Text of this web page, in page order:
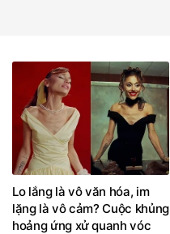
Lo lắng là vô văn hóa, im
lặng là vô cảm? Cuộc khủng
hoảng ứng xử quanh vóc